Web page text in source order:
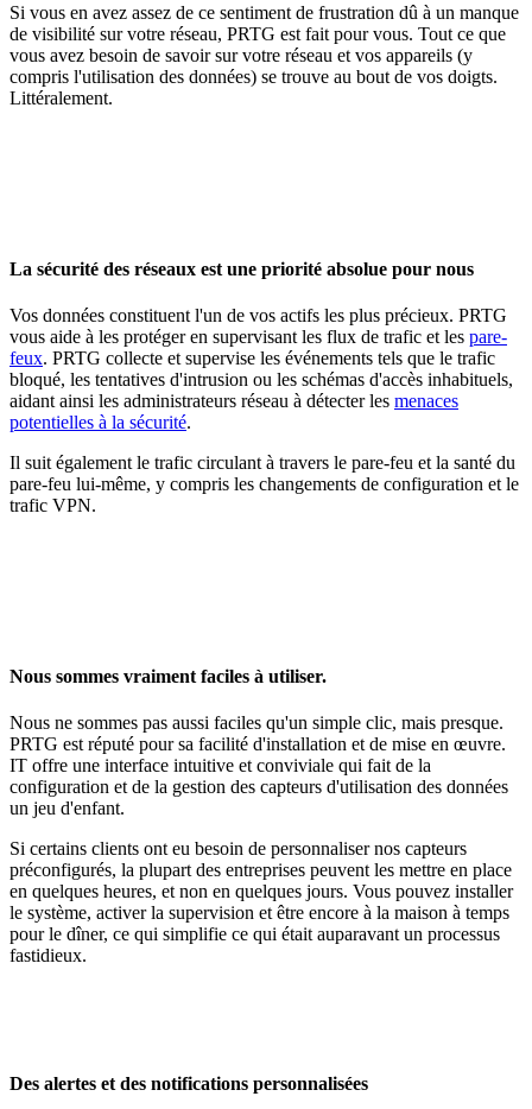
Si vous en avez assez de ce sentiment de frustration dû à un manque
de visibilité sur votre réseau, PRTG est fait pour vous. Tout ce que
vous avez besoin de savoir sur votre réseau et vos appareils (y
compris l'utilisation des données) se trouve au bout de vos doigts.
Littéralement.
La sécurité des réseaux est une priorité absolue pour nous
Vos données constituent l'un de vos actifs les plus précieux. PRTG
vous aide à les protéger en supervisant les flux de trafic et les pare-
feux. PRTG collecte et supervise les événements tels que le trafic
bloqué, les tentatives d'intrusion ou les schémas d'accès inhabituels,
aidant ainsi les administrateurs réseau à détecter les menaces
potentielles à la sécurité.
Il suit également le trafic circulant à travers le pare-feu et la santé du
pare-feu lui-même, y compris les changements de configuration et le
trafic VPN.
Nous sommes vraiment faciles à utiliser.
Nous ne sommes pas aussi faciles qu'un simple clic, mais presque.
PRTG est réputé pour sa facilité d'installation et de mise en œuvre.
IT offre une interface intuitive et conviviale qui fait de la
configuration et de la gestion des capteurs d'utilisation des données
un jeu d'enfant.
Si certains clients ont eu besoin de personnaliser nos capteurs
préconfigurés, la plupart des entreprises peuvent les mettre en place
en quelques heures, et non en quelques jours. Vous pouvez installer
le système, activer la supervision et être encore à la maison à temps
pour le dîner, ce qui simplifie ce qui était auparavant un processus
fastidieux.
Des alertes et des notifications personnalisées